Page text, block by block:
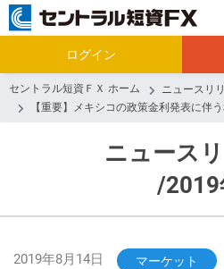
ログイン
セントラル短資ＦＸ ホーム ニュースリ
【重要】メキシコの政策金利発表に伴
ニュース
/2019
2019年8月14日 マーケット